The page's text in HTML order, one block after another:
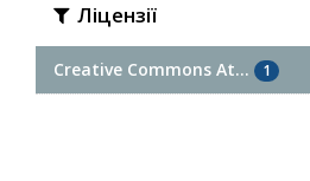
Ліцензії
Creative Commons At... 1